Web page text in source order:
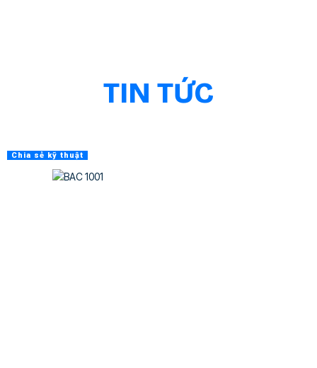
TIN TỨC
Chia sẻ kỹ thuật